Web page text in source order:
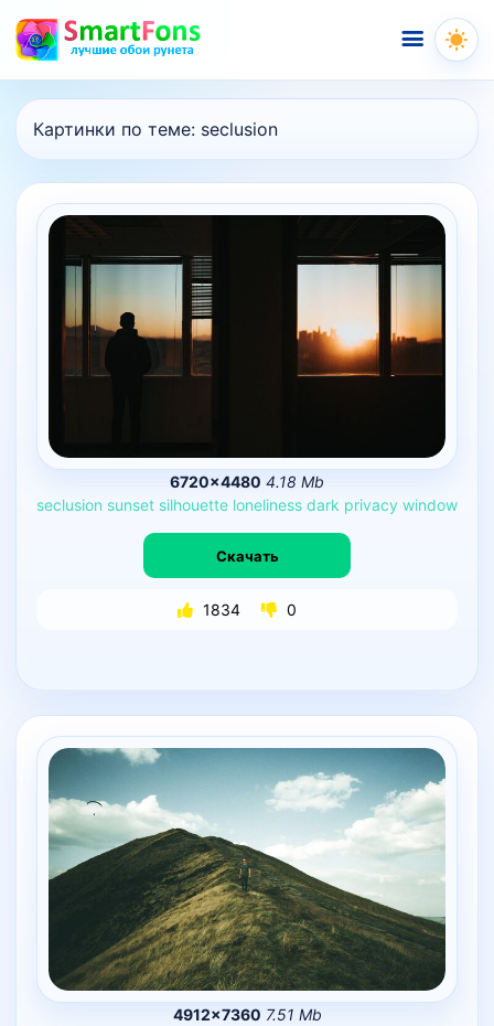
Меню
Картинки по теме: seclusion
6720×4480 4.18 Mb
seclusion sunset silhouette loneliness dark privacy window
Скачать
1834 0
4912×7360 7.51 Mb